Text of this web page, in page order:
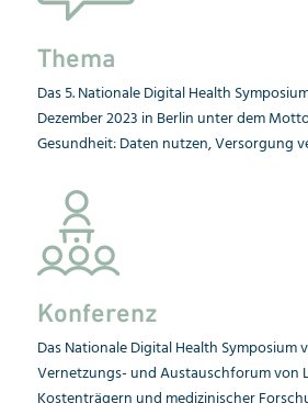
Thema
Das 5. Nationale Digital Health
Dezember 2023 in Berlin unter dem
Gesundheit: Daten nutzen, Versorgung
Konferenz
Das Nationale Digital Health Symposium
Vernetzungs- und Austauschforum von